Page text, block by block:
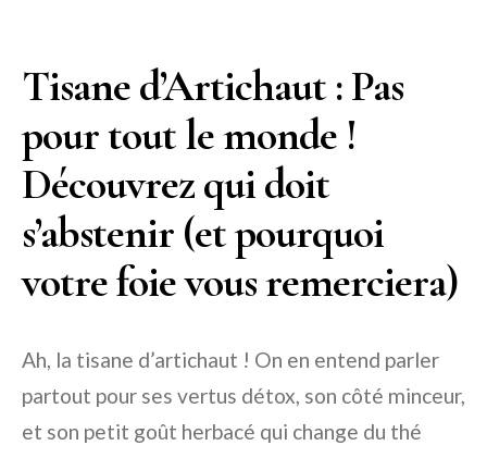
Tisane d’Artichaut : Pas
pour tout le monde !
Découvrez qui doit
s’abstenir (et pourquoi
votre foie vous remerciera)
Ah, la tisane d’artichaut ! On en entend parler
partout pour ses vertus détox, son côté minceur,
et son petit goût herbacé qui change du thé